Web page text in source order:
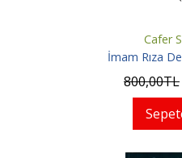
Cafer
İmam Rıza
800,00TL